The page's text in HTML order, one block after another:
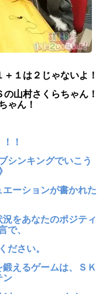
１は２じゃないよ！
の山村さくらちゃん！
ゃん！
！
シンキングでいこう
ーションが書かれた
をあなたのポジティ
で、
ださい。
えるゲームは、ＳＫ
ン